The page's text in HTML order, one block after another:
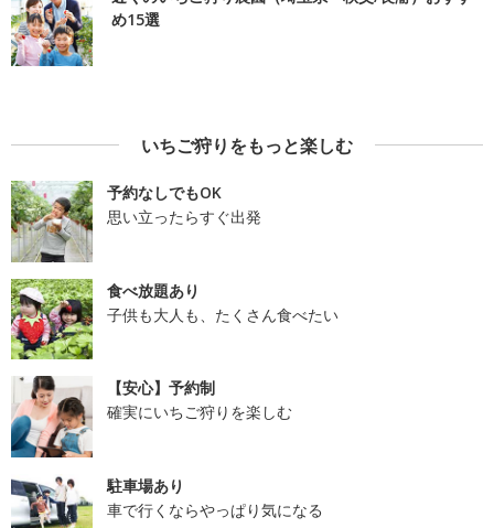
め15選
いちご狩りをもっと楽しむ
予約なしでもOK
思い立ったらすぐ出発
食べ放題あり
子供も大人も、たくさん食べたい
【安心】予約制
確実にいちご狩りを楽しむ
駐車場あり
車で行くならやっぱり気になる